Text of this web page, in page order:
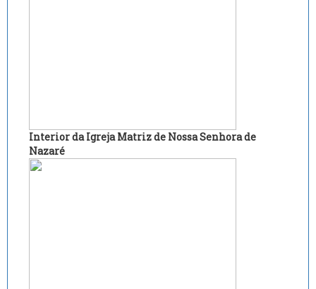
Interior da Igreja Matriz de Nossa Senhora de
Nazaré